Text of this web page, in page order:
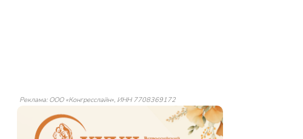
Реклама: ООО «Конгресслайн», ИНН 7708369172